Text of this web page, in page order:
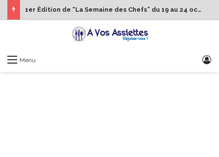
1er Édition de “La Semaine des Chefs” du 19 au 24 octobre 2026
Menu